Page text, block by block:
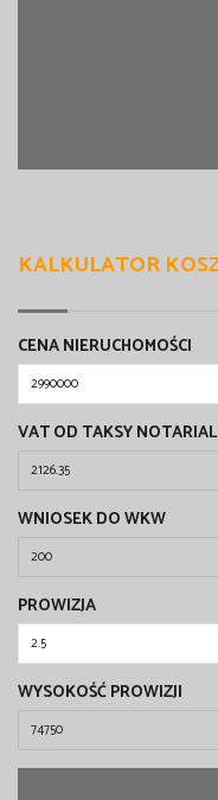
KALKULATOR
CENA NIERUCHOMOŚCI
VAT OD TAKSY
WNIOSEK DO WKW
PROWIZJA
WYSOKOŚĆ PROWIZJI